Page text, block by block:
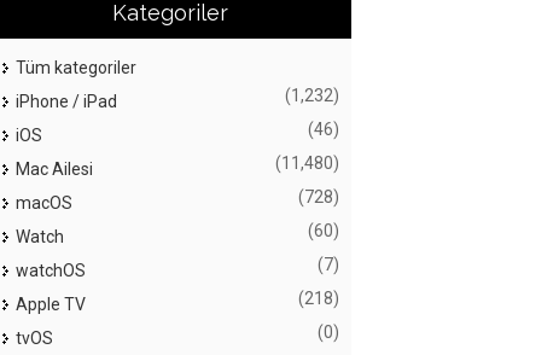
Kategoriler
Tüm kategoriler
iPhone / iPad
(1,232)
iOS (46)
Mac Ailesi (11,480)
macOS (728)
Watch (60)
watchOS (7)
Apple TV (218)
tvOS (0)